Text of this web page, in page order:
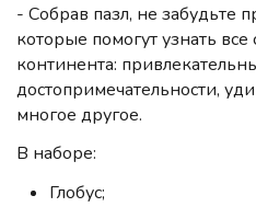
- Собрав пазл, не забудьте
которые помогут узнать
континента:
достопримечательности,
многое другое.
В наборе:
Глобус;